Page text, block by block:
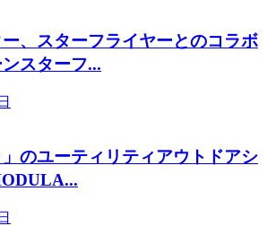
、スターフライヤーとのコラボ
スターフ...
」のユーティリティアウトドアシ